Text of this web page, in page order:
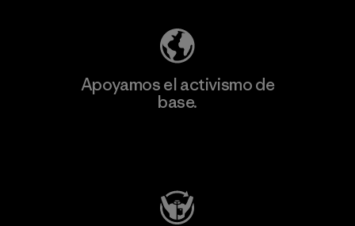
Apoyamos el activismo de
base.